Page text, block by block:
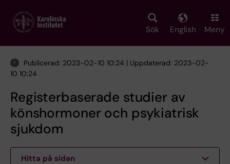
main
Sök English Meny
Publicerad: 2023-02-10 10:24 | Uppdaterad: 2023-02-
10 10:24
Registerbaserade studier av
könshormoner och psykiatrisk
sjukdom
Hitta på sidan